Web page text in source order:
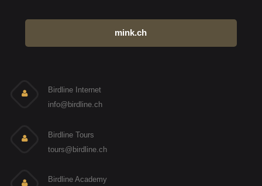
mink.ch
Birdline Internet
info@birdline.ch
Birdline Tours
tours@birdline.ch
Birdline Academy